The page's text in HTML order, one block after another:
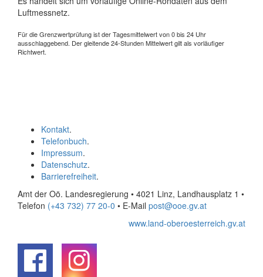
Luftmessnetz.
Für die Grenzwertprüfung ist der Tagesmittelwert von 0 bis 24 Uhr
ausschlaggebend. Der gleitende 24-Stunden Mittelwert gilt als vorläufiger
Richtwert.
Kontakt.
Telefonbuch.
Impressum.
Datenschutz.
Barrierefreiheit.
Amt der Oö. Landesregierung • 4021 Linz, Landhausplatz 1 •
Telefon (+43 732) 77 20-0 • E-Mail post@ooe.gv.at
www.land-oberoesterreich.gv.at